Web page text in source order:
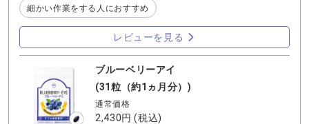
ジン37本分のルテインが含まれています。さらに、毎日の
健康をサポートする「ゼアキサンチン」「亜鉛」「トコト
リエノール」「オリーブ油」を配合。手軽に摂れるよう１
粒にぎゅっと凝縮しまています。
細かい作業をする人におすすめ
レビューを見る
ブルーベリーアイ
(31粒（約1ヵ月分）)
通常価格
2,430円(税込)